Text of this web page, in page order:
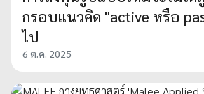
กรอบแนวคิด "active หรือ
ไป
6 ต.ค. 2025